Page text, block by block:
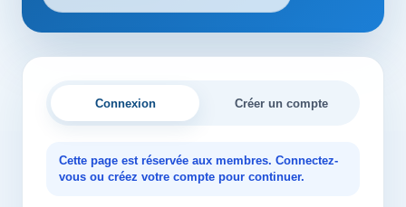
Connexion Créer un compte
Cette page est réservée aux membres. Connectez-
vous ou créez votre compte pour continuer.